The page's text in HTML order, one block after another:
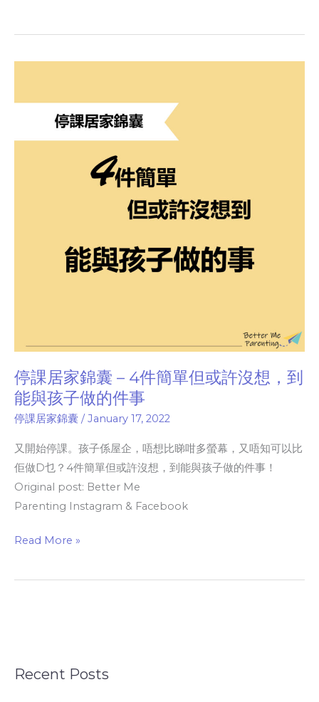
停課居家錦囊 – 4件簡單但或許沒想，到
能與孩子做的件事
停課居家錦囊 /January 17, 2022
又開始停課。孩子係屋企，唔想比睇咁多螢幕，又唔知可以比
佢做D乜？4件簡單但或許沒想，到能與孩子做的件事！
Original post: Better Me
Parenting Instagram & Facebook
到
能
與
子
做
的
件
Read More »
Recent Posts